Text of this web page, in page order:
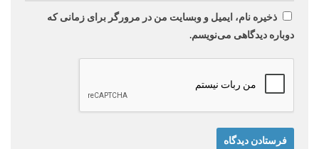
ذخیره نام، ایمیل و وبسایت من در مرورگر برای زمانی که
دوباره دیدگاهی می‌نویسم.